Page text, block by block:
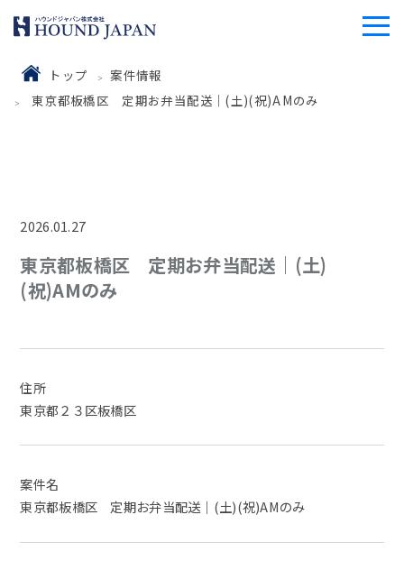
トップ
案件情報
東京都板橋区 定期お弁当配送｜(土)(祝)AMのみ
2026.01.27
東京都板橋区 定期お弁当配送｜(土)
(祝)AMのみ
住所
東京都２３区板橋区
案件名
東京都板橋区 定期お弁当配送｜(土)(祝)AMのみ